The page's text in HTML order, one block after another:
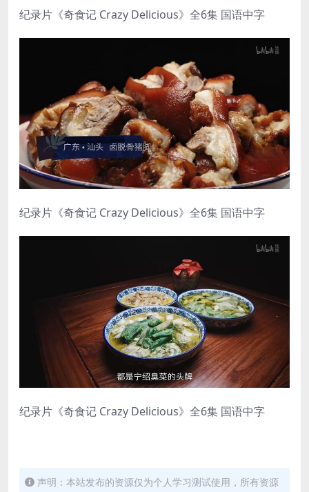
纪录片《奇食记 Crazy Delicious》全6集 国语中字
纪录片《奇食记 Crazy Delicious》全6集 国语中字
纪录片《奇食记 Crazy Delicious》全6集 国语中字
声明：本站发布的资源仅为个人学习测试使用，所有资源